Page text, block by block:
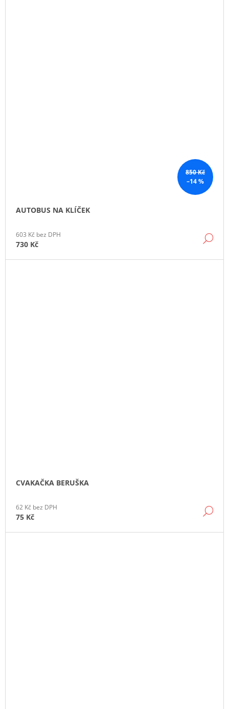
850 Kč
–14 %
AUTOBUS NA KLÍČEK
603 Kč bez DPH
730 Kč
CVAKAČKA BERUŠKA
62 Kč bez DPH
75 Kč